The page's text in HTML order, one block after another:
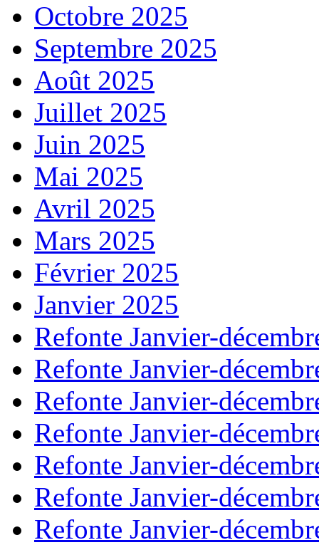
Octobre 2025
Septembre 2025
Août 2025
Juillet 2025
Juin 2025
Mai 2025
Avril 2025
Mars 2025
Février 2025
Janvier 2025
Refonte Janvier-
Refonte Janvier-
Refonte Janvier-
Refonte Janvier-
Refonte Janvier-
Refonte Janvier-
Refonte Janvier-